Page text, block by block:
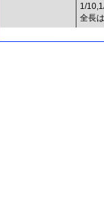
1/
全長